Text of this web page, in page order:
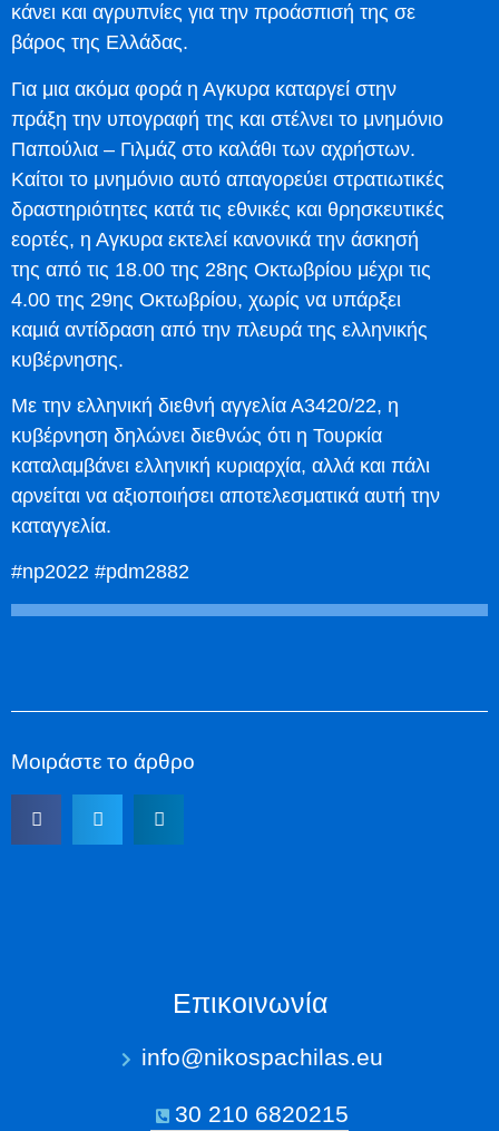
κάνει και αγρυπνίες για την προάσπισή της σε
βάρος της Ελλάδας.
Για μια ακόμα φορά η Αγκυρα καταργεί στην
πράξη την υπογραφή της και στέλνει το μνημόνιο
Παπούλια – Γιλμάζ στο καλάθι των αχρήστων.
Καίτοι το μνημόνιο αυτό απαγορεύει στρατιωτικές
δραστηριότητες κατά τις εθνικές και θρησκευτικές
εορτές, η Αγκυρα εκτελεί κανονικά την άσκησή
της από τις 18.00 της 28ης Οκτωβρίου μέχρι τις
4.00 της 29ης Οκτωβρίου, χωρίς να υπάρξει
καμιά αντίδραση από την πλευρά της ελληνικής
κυβέρνησης.
Με την ελληνική διεθνή αγγελία Α3420/22, η
κυβέρνηση δηλώνει διεθνώς ότι η Τουρκία
καταλαμβάνει ελληνική κυριαρχία, αλλά και πάλι
αρνείται να αξιοποιήσει αποτελεσματικά αυτή την
καταγγελία.
#np2022 #pdm2882
Μοιράστε το άρθρο
Επικοινωνία
info@nikospachilas.eu​
30 210 6820215